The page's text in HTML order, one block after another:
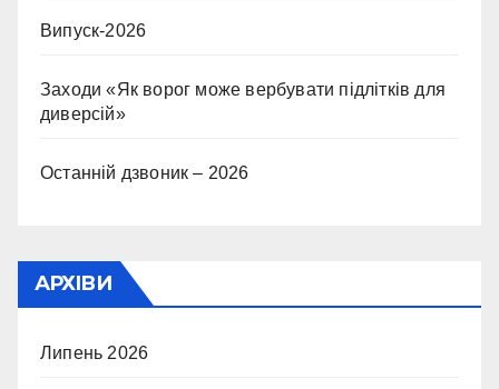
Випуск-2026
Заходи «Як ворог може вербувати підлітків для
диверсій»
Останній дзвоник – 2026
АРХІВИ
Липень 2026